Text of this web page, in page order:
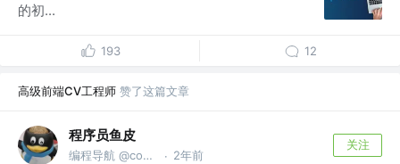
的初...
193 12
高级前端CV工程师 赞了这篇文章
程序员鱼皮
编程导航 @codefather.cn · 2年前
关注